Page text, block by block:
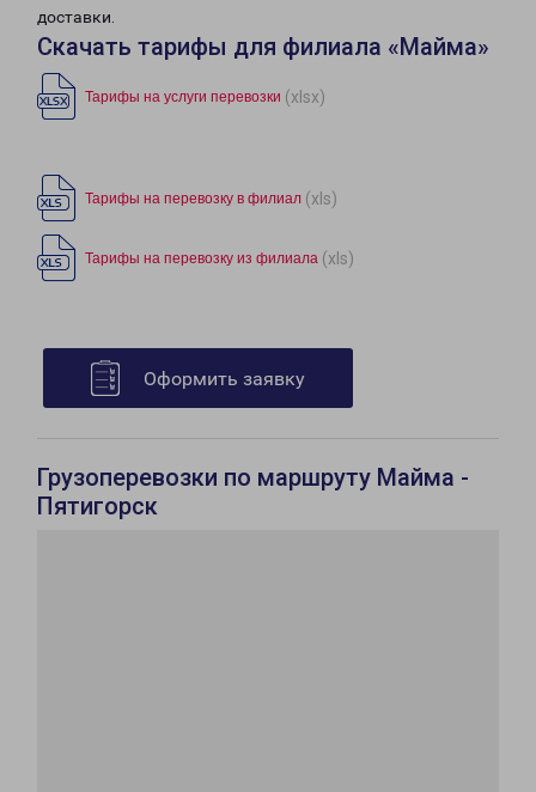
доставки.
Скачать тарифы для филиала «Майма»
Тарифы на услуги перевозки (xlsx)
Тарифы на перевозку в филиал (xls)
Тарифы на перевозку из филиала (xls)
Оформить заявку
Грузоперевозки по маршруту Майма -
Пятигорск